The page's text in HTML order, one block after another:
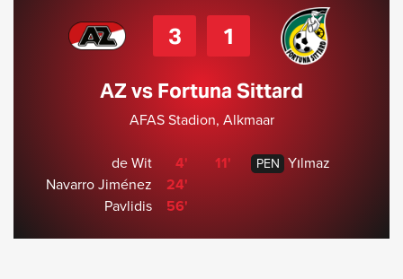
3 1
AZ vs Fortuna Sittard
AFAS Stadion, Alkmaar
de Wit
4'
Navarro Jiménez
24'
Pavlidis
56'
11' PEN Yılmaz